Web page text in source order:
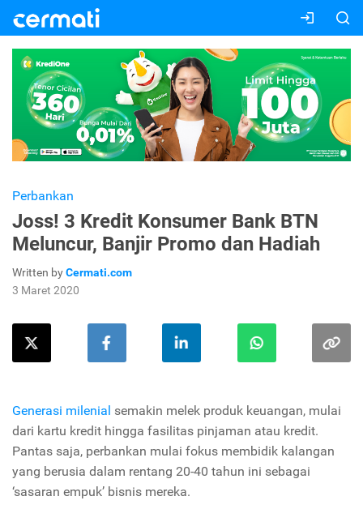
Perbankan
Joss! 3 Kredit Konsumer Bank BTN
Meluncur, Banjir Promo dan Hadiah
Written byCermati.com
3 Maret 2020
Generasi milenial semakin melek produk keuangan, mulai
dari kartu kredit hingga fasilitas pinjaman atau kredit.
Pantas saja, perbankan mulai fokus membidik kalangan
yang berusia dalam rentang 20-40 tahun ini sebagai
‘sasaran empuk’ bisnis mereka.